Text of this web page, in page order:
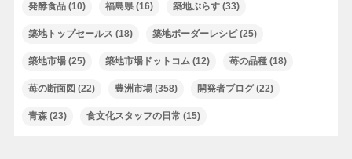
発酵食品(10) 福島県(16) 築地ぷらす(33)
築地トップセールス (18) 築地ボーダーレシピ(25)
築地市場(25) 築地市場ドットコム(12) 苺の品種(18)
苺の断面図 (22) 豊洲市場(358) 開発者ブログ(22)
青森(23) 食文化スタッフの日常 (15)